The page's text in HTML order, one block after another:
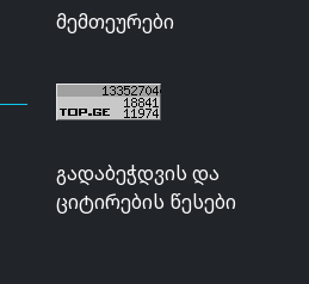
მემთეურები
გადაბეჭდვის და
ციტირების წესები